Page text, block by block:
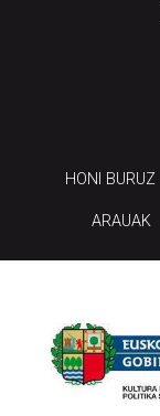
HONI BURUZ
ARAUAK